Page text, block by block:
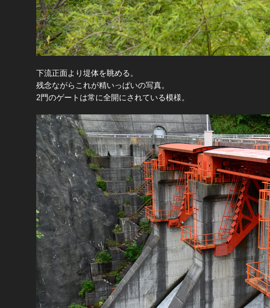
下流正面より堤体を眺める。
残念ながらこれが精いっぱいの写真。
2門のゲートは常に全開にされている模様。